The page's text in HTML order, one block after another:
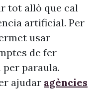
tot allò que cal
artificial. Per
usar
de fer
paraula.
ajudar agències